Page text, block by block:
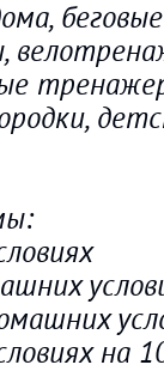
на